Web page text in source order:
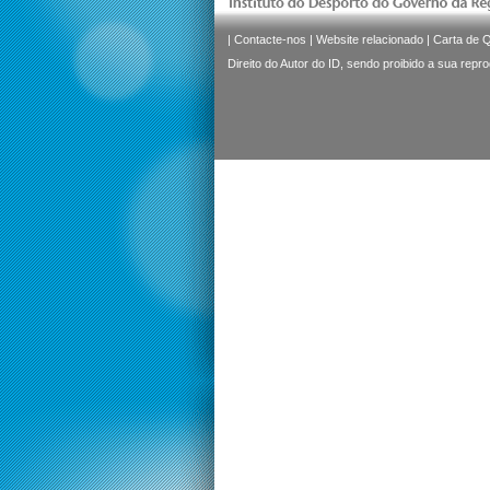
| Contacte-nos | Website relacionado | Carta de
Direito do Autor do ID, sendo proibido a sua